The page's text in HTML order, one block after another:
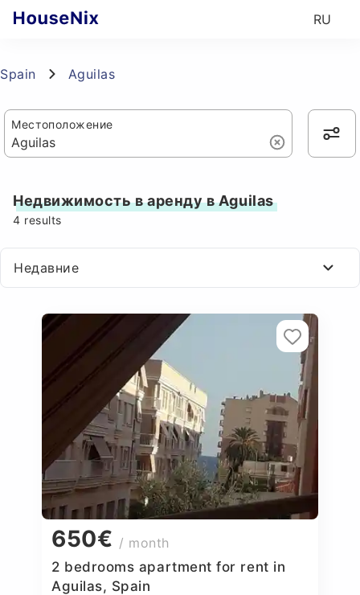
RU
Spain Aguilas
Местоположение
Недвижимость в аренду в Aguilas
4 results
Недавние
650€ / month
2 bedrooms apartment for rent in
Aguilas, Spain